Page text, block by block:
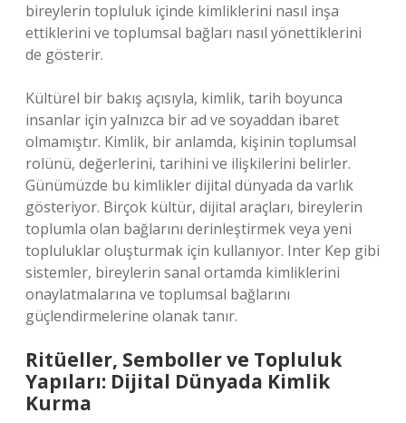
bireylerin topluluk içinde kimliklerini nasıl inşa
ettiklerini ve toplumsal bağları nasıl yönettiklerini
de gösterir.
Kültürel bir bakış açısıyla, kimlik, tarih boyunca
insanlar için yalnızca bir ad ve soyaddan ibaret
olmamıştır. Kimlik, bir anlamda, kişinin toplumsal
rolünü, değerlerini, tarihini ve ilişkilerini belirler.
Günümüzde bu kimlikler dijital dünyada da varlık
gösteriyor. Birçok kültür, dijital araçları, bireylerin
toplumla olan bağlarını derinleştirmek veya yeni
topluluklar oluşturmak için kullanıyor. Inter Kep gibi
sistemler, bireylerin sanal ortamda kimliklerini
onaylatmalarına ve toplumsal bağlarını
güçlendirmelerine olanak tanır.
Ritüeller, Semboller ve Topluluk
Yapıları: Dijital Dünyada Kimlik
Kurma